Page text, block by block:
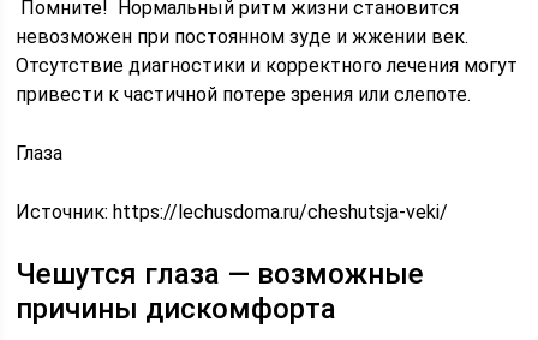
Помните! Нормальный ритм жизни становится
невозможен при постоянном зуде и жжении век.
Отсутствие диагностики и корректного лечения могут
привести к частичной потере зрения или слепоте.
Глаза
Источник:https://lechusdoma.ru/cheshutsja-veki/
Чешутся глаза — возможные
причины дискомфорта